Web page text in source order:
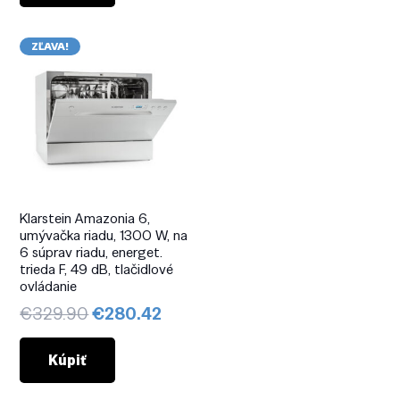
€309.90.
ZĽAVA!
Klarstein Amazonia 6,
umývačka riadu, 1300 W, na
6 súprav riadu, energet.
trieda F, 49 dB, tlačidlové
ovládanie
€329.90Pôvodná
cena
€329.90.
€280.42
Kúpiť